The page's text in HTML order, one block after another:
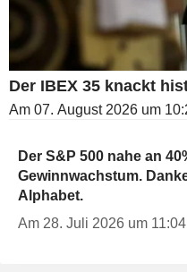
Der IBEX 35 knackt
Am 07. August 2026 um
Der S&P 500 nahe an
Gewinnwachstum.
Alphabet.
Am 28. Juli 2026 um